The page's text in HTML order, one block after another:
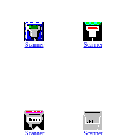
Scanner Scanner
Scanner Scanner